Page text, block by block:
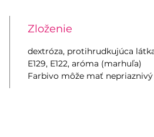
Zloženie
dextróza, protihrudkujúca
E129, E122, aróma (marhuľa)
Farbivo môže mať